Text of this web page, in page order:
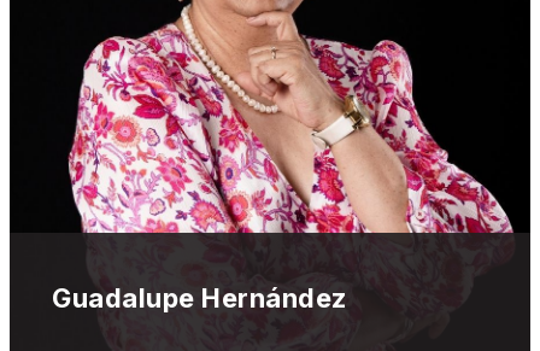
Guadalupe Hernández